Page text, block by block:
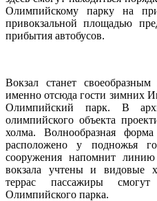
Олимпийскому парку на
привокзальной площадью
прибытия автобусов.
Вокзал станет
именно отсюда гости зимних
Олимпийский парк. В
олимпийского объекта
холма. Волнообразная
расположено у подножья
сооружения напомнит
вокзала учтены и видовые
террас пассажиры
Олимпийского парка.